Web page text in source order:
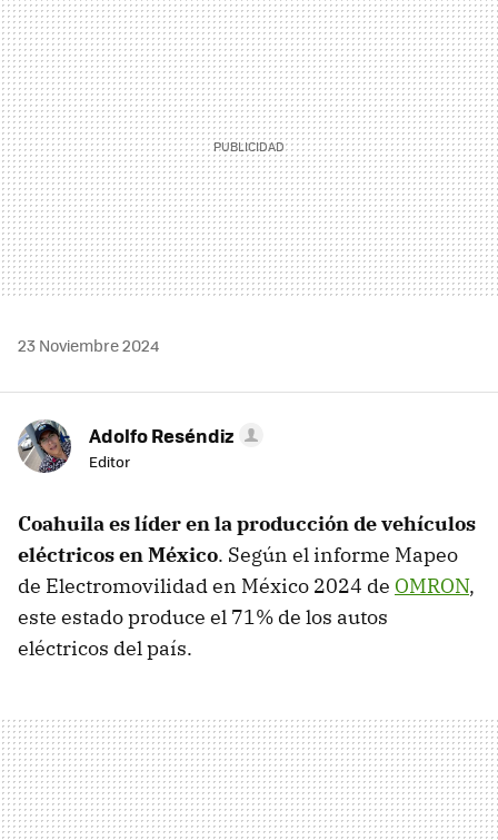
MAIL
23 Noviembre 2024
Adolfo Reséndiz
Editor
Coahuila es líder en la producción de vehículos
eléctricos en México. Según el informe Mapeo
de Electromovilidad en México 2024 de OMRON,
este estado produce el 71% de los autos
eléctricos del país.